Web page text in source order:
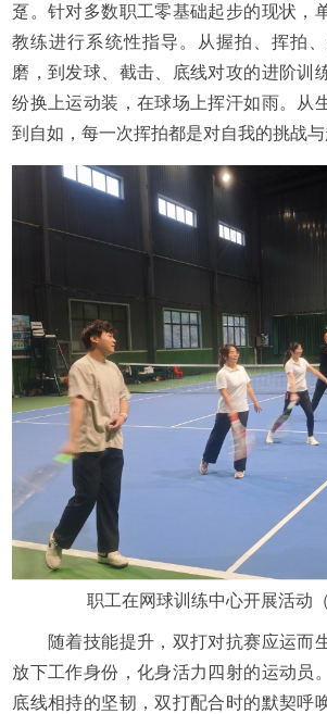
趸。针对多数职工零基础起步的现状，
教练进行系统性指导。从握拍、挥拍
磨，到发球、截击、底线对攻的进阶训
纷换上运动装，在球场上挥汗如雨。从
到自如，每一次挥拍都是对自我的挑战与
职工在网球训练中心开展活动
随着技能提升，双打对抗赛应运而
放下工作身份，化身活力四射的运动员
底线相持的坚韧，双打配合时的默契呼